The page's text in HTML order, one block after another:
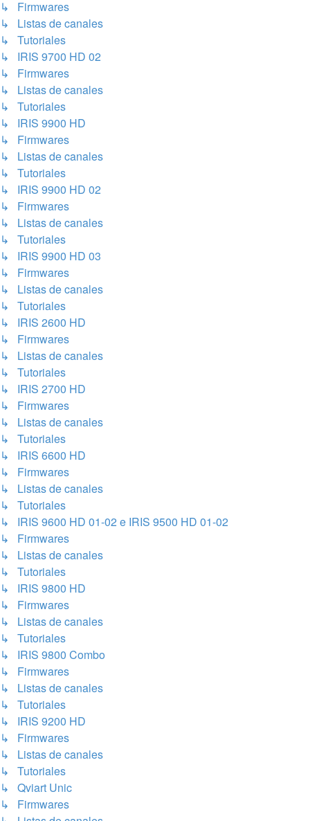
↳ Firmwares
↳ Listas de canales
↳ Tutoriales
↳ IRIS 9700 HD 02
↳ Firmwares
↳ Listas de canales
↳ Tutoriales
↳ IRIS 9900 HD
↳ Firmwares
↳ Listas de canales
↳ Tutoriales
↳ IRIS 9900 HD 02
↳ Firmwares
↳ Listas de canales
↳ Tutoriales
↳ IRIS 9900 HD 03
↳ Firmwares
↳ Listas de canales
↳ Tutoriales
↳ IRIS 2600 HD
↳ Firmwares
↳ Listas de canales
↳ Tutoriales
↳ IRIS 2700 HD
↳ Firmwares
↳ Listas de canales
↳ Tutoriales
↳ IRIS 6600 HD
↳ Firmwares
↳ Listas de canales
↳ Tutoriales
↳ IRIS 9600 HD 01-02 e IRIS 9500 HD 01-02
↳ Firmwares
↳ Listas de canales
↳ Tutoriales
↳ IRIS 9800 HD
↳ Firmwares
↳ Listas de canales
↳ Tutoriales
↳ IRIS 9800 Combo
↳ Firmwares
↳ Listas de canales
↳ Tutoriales
↳ IRIS 9200 HD
↳ Firmwares
↳ Listas de canales
↳ Tutoriales
↳ Qviart Unic
↳ Firmwares